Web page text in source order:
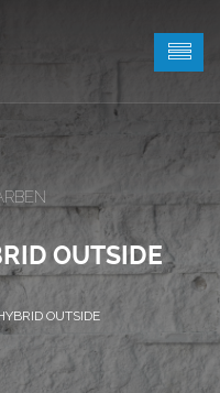
OUTSIDE
OUTSIDE